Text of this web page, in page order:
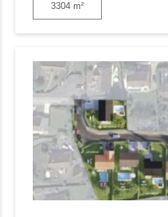
3304 m²